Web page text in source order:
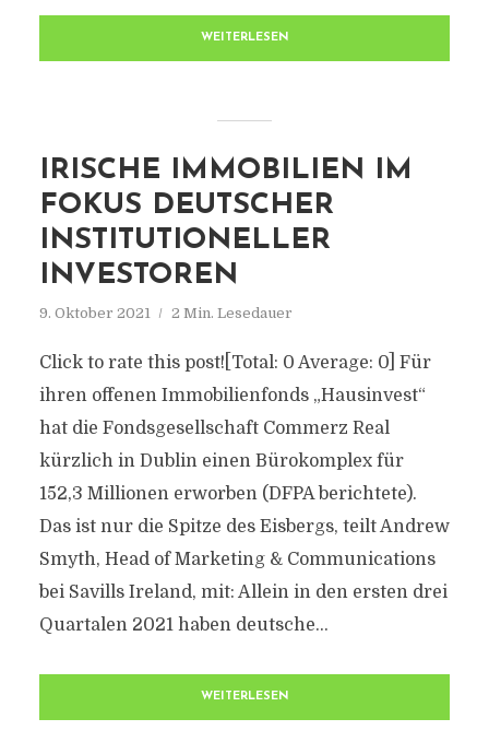
WEITERLESEN
IRISCHE IMMOBILIEN IM
FOKUS DEUTSCHER
INSTITUTIONELLER
INVESTOREN
9. Oktober 2021 2 Min. Lesedauer
Click to rate this post![Total: 0 Average: 0] Für
ihren offenen Immobilienfonds „Hausinvest“
hat die Fondsgesellschaft Commerz Real
kürzlich in Dublin einen Bürokomplex für
152,3 Millionen erworben (DFPA berichtete).
Das ist nur die Spitze des Eisbergs, teilt Andrew
Smyth, Head of Marketing & Communications
bei Savills Ireland, mit: Allein in den ersten drei
Quartalen 2021 haben deutsche...
WEITERLESEN